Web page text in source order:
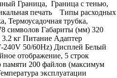
Граница, Граница с тенью,
печать Типы расходных
Термоусадочная трубка,
символов Габариты (мм) 320
кг Питание Адаптер
50/60Hz) Дисплей Белый
отображение, 5 строк
памяти 200 файлов (максимум
эксплуатации